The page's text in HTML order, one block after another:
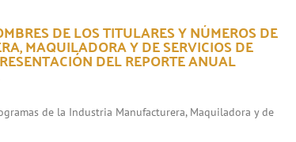
DE LOS TITULARES Y NÚMEROS DE
MAQUILADORA Y DE SERVICIOS DE
DEL REPORTE ANUAL
de la Industria Manufacturera, Maquiladora y de